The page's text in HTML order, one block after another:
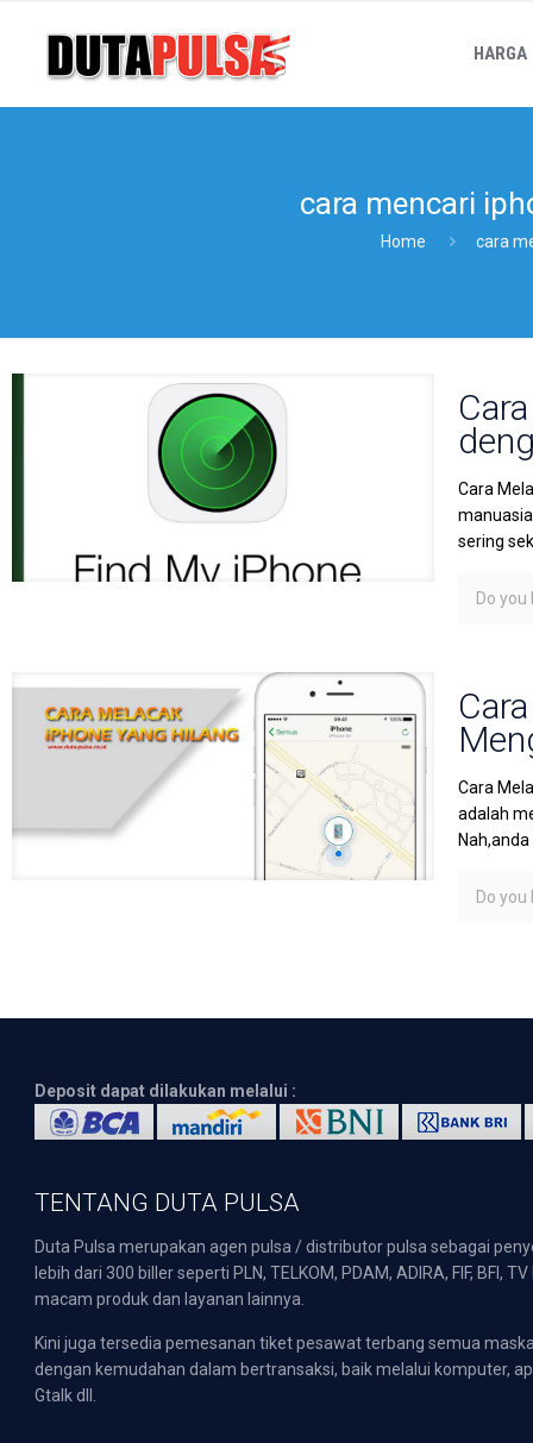
HARGA
cara mencari
Home cara
Cara
sering
Do you
Cara
adalah
Do you
Deposit dapat dilakukan melalui :
TENTANG DUTA PULSA
Duta Pulsa merupakan agen pulsa / distributor pulsa sebagai
lebih dari 300 biller seperti PLN, TELKOM, PDAM, ADIRA, FIF,
macam produk dan layanan lainnya.
Kini juga tersedia pemesanan tiket pesawat terbang semua
dengan kemudahan dalam bertransaksi, baik melalui komputer,
Gtalk dll.